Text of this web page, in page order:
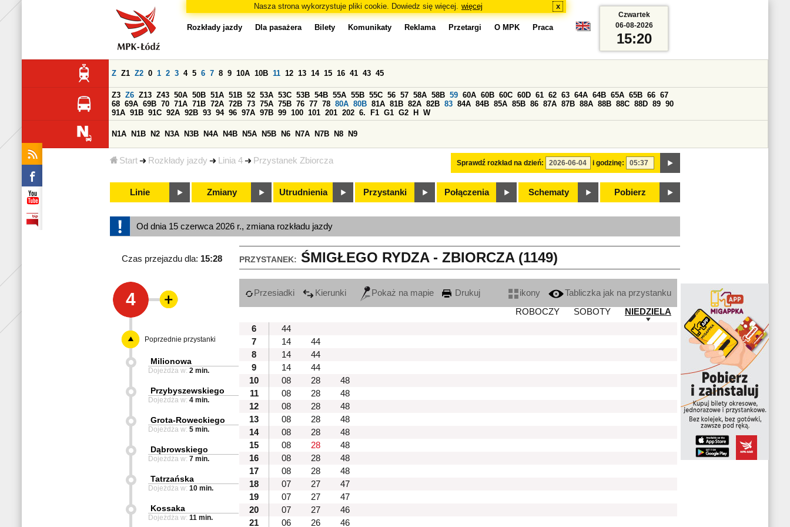
Nasza strona wykorzystuje pliki cookie. Dowiedz się więcej. więcej x
Start Rozkłady jazdy Linia 4 Przystanek Zbiorcza
Rozkłady jazdy Dla pasażera Bilety Komunikaty Reklama Przetargi O MPK Praca
Sprawdź rozkład na dzień: i godzinę:
Z Z1 Z2 0 1 2 3 4 5 6 7 8 9 10A 10B 11 12 13 14 15 16 41 43 45
Z3 Z6 Z13 Z43 50A 50B 51A 51B 52 53A 53C 53B 54B 55A 55B 55C 56 57 58A 58B 59 60A 60B 60C 60D 61 62 63 64A 64B 65A 65B 66 67
68 69A 69B 70 71A 71B 72A 72B 73 75A 75B 76 77 78 80A 80B 81A 81B 82A 82B 83 84A 84B 85A 85B 86 87A 87B 88A 88B 88C 88D 89 90
91A 91B 91C 92A 92B 93 94 96 97A 97B 99 100 101 201 202 6. F1 G1 G2 H W
N1A N1B N2 N3A N3B N4A N4B N5A N5B N6 N7A N7B N8 N9
Linie Zmiany Utrudnienia Przystanki Połączenia Schematy Pobierz
Czwartek
06-08-2026
15:20
Od dnia 15 czerwca 2026 r., zmiana rozkładu jazdy
PRZYSTANEK: ŚMIGŁEGO RYDZA - ZBIORCZA (1149)
Czas przejazdu dla: 15:28
4 Przesiadki Kierunki Pokaż na mapie Drukuj ikony
Tabliczka jak na przystanku
ROBOCZY
SOBOTY
NIEDZIELA
6
44
7
14
44
8
14
44
9
14
44
10
08 28
48
11
08 28
48
12
08 28
48
13
08 28
48
14
08 28
48
15
08 28
48
16
08 28
48
17
08 28
48
18
07 27
47
19
07 27
47
20
07 27
46
21
06 26 46
Poprzednie przystanki
Milionowa
Dojeżdża w: 2 min.
Przybyszewskiego
Dojeżdża w: 4 min.
Grota-Roweckiego
Dojeżdża w: 5 min.
Dąbrowskiego
Dojeżdża w: 7 min.
Tatrzańska
Dojeżdża w: 10 min.
Kossaka
Dojeżdża w: 11 min.